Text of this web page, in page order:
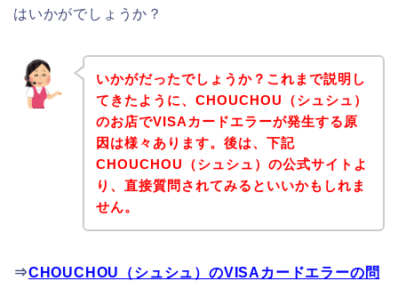
はいかがでしょうか？
いかがだったでしょうか？これまで説明し
てきたように、CHOUCHOU（シュシュ）
のお店でVISAカードエラーが発生する原
因は様々あります。後は、下記
CHOUCHOU（シュシュ）の公式サイトよ
り、直接質問されてみるといいかもしれま
せん。
⇒CHOUCHOU（シュシュ）のVISAカードエラーの問